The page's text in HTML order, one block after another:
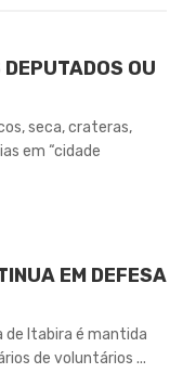
OU
seca, crateras,
em “cidade
EM DEFESA
de Itabira é mantida
de voluntários ...